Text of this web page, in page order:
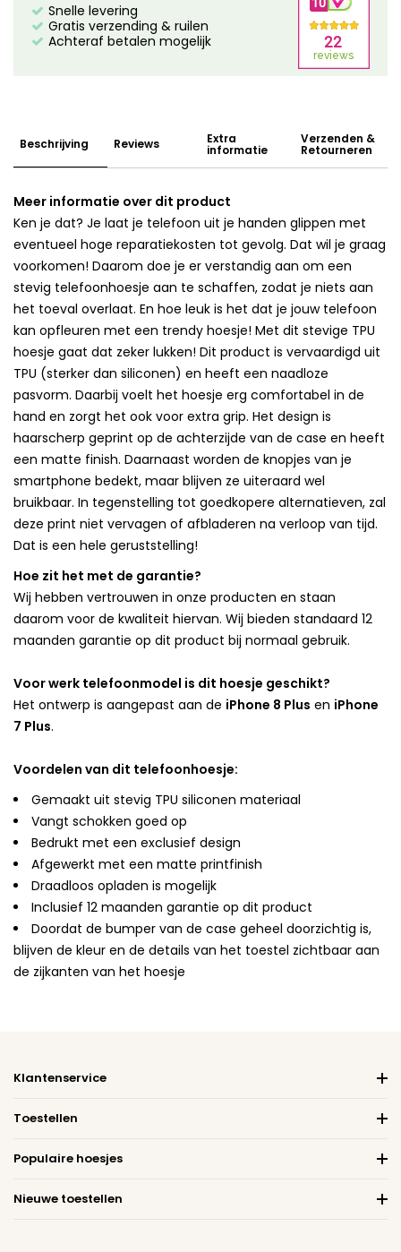
Snelle levering
Gratis verzending & ruilen
Achteraf betalen mogelijk
Beschrijving Reviews Extra
informatie
Verzenden &
Retourneren
Meer informatie over dit product
Ken je dat? Je laat je telefoon uit je handen glippen met
eventueel hoge reparatiekosten tot gevolg. Dat wil je graag
voorkomen! Daarom doe je er verstandig aan om een
stevig telefoonhoesje aan te schaffen, zodat je niets aan
het toeval overlaat. En hoe leuk is het dat je jouw telefoon
kan opfleuren met een trendy hoesje! Met dit stevige TPU
hoesje gaat dat zeker lukken! Dit product is vervaardigd uit
TPU (sterker dan siliconen) en heeft een naadloze
pasvorm. Daarbij voelt het hoesje erg comfortabel in de
hand en zorgt het ook voor extra grip. Het design is
haarscherp geprint op de achterzijde van de case en heeft
een matte finish. Daarnaast worden de knopjes van je
smartphone bedekt, maar blijven ze uiteraard wel
bruikbaar. In tegenstelling tot goedkopere alternatieven, zal
deze print niet vervagen of afbladeren na verloop van tijd.
Dat is een hele geruststelling!
Hoe zit het met de garantie?
Wij hebben vertrouwen in onze producten en staan
daarom voor de kwaliteit hiervan. Wij bieden standaard 12
maanden garantie op dit product bij normaal gebruik.
Voor werk telefoonmodel is dit hoesje geschikt?
Het ontwerp is aangepast aan de iPhone 8 Plus en iPhone
7 Plus.
Voordelen van dit telefoonhoesje:
Gemaakt uit stevig TPU siliconen materiaal
Vangt schokken goed op
Bedrukt met een exclusief design
Afgewerkt met een matte printfinish
Draadloos opladen is mogelijk
Inclusief 12 maanden garantie op dit product
Doordat de bumper van de case geheel doorzichtig is,
blijven de kleur en de details van het toestel zichtbaar aan
de zijkanten van het hoesje
Klantenservice
Toestellen
Populaire hoesjes
Nieuwe toestellen